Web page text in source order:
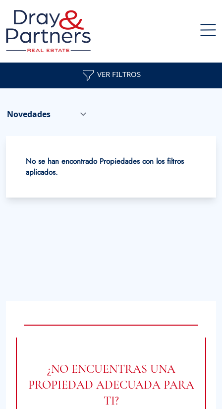
VER FILTROS
No se han encontrado Propiedades con los filtros
aplicados.
¿NO ENCUENTRAS UNA
PROPIEDAD ADECUADA PARA
TI?